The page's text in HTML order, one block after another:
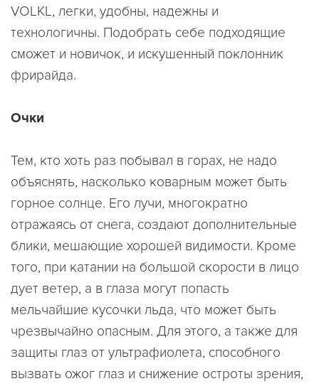
VOLKL, легки, удобны, надежны и
технологичны. Подобрать себе подходящие
сможет и новичок, и искушенный поклонник
фрирайда.
Очки
Тем, кто хоть раз побывал в горах, не надо
объяснять, насколько коварным может быть
горное солнце. Его лучи, многократно
отражаясь от снега, создают дополнительные
блики, мешающие хорошей видимости. Кроме
того, при катании на большой скорости в лицо
дует ветер, а в глаза могут попасть
мельчайшие кусочки льда, что может быть
чрезвычайно опасным. Для этого, а также для
защиты глаз от ультрафиолета, способного
вызвать ожог глаз и снижение остроты зрения,